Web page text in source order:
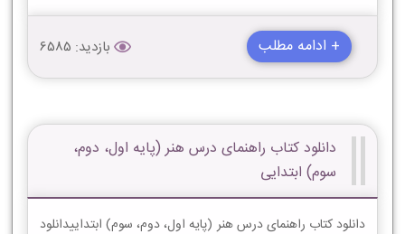
+ ادامه مطلب بازدید: 6585
دانلود کتاب راهنمای درس هنر (پایه اول، دوم،
سوم) ابتدایی
دانلود کتاب راهنمای درس هنر (پایه اول، دوم، سوم) ابتداییدانلود